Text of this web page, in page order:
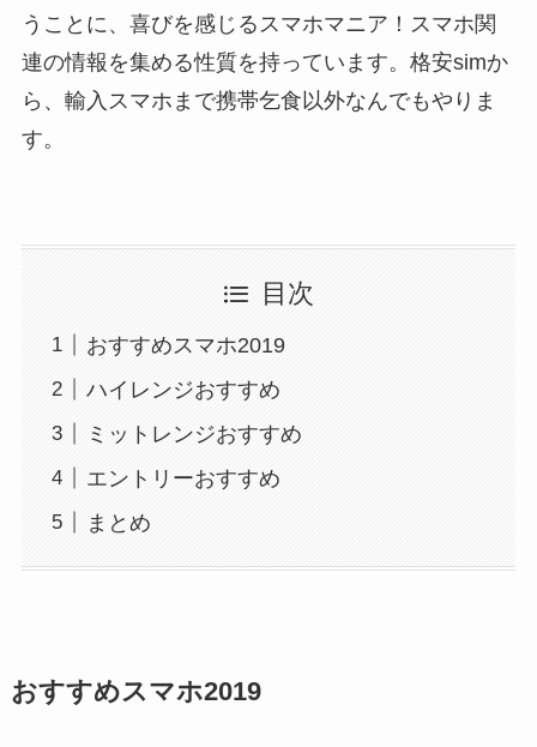
うことに、喜びを感じるスマホマニア！スマホ関
連の情報を集める性質を持っています。格安simか
ら、輸入スマホまで携帯乞食以外なんでもやりま
す。
目次
おすすめスマホ2019
ハイレンジおすすめ
ミットレンジおすすめ
エントリーおすすめ
まとめ
おすすめスマホ2019